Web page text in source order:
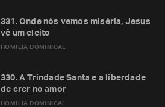
HOMILIA DOMINICAL
331. Onde nós vemos miséria, Jesus
vê um eleito
HOMILIA DOMINICAL
330. A Trindade Santa e a liberdade
de crer no amor